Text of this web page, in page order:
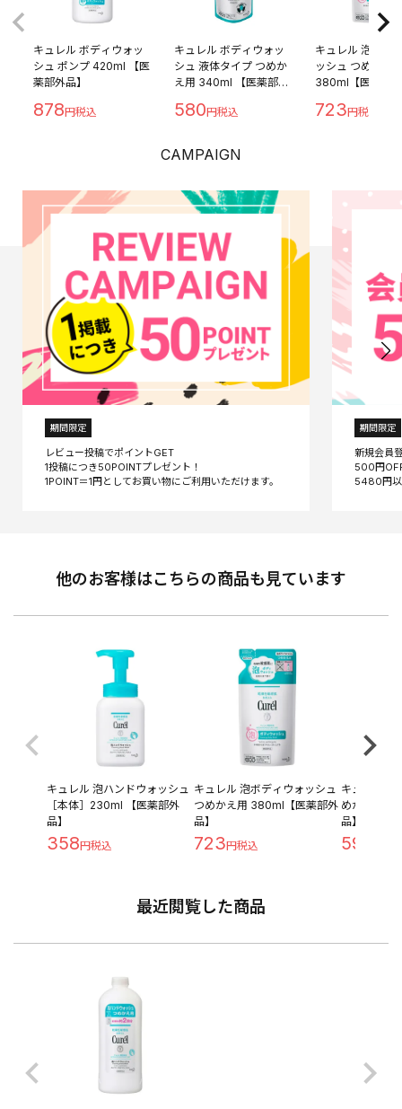
キュレル ボディウォッ
シュ ポンプ 420ml 【医
薬部外品】
878
キュレル ボディウォッ
シュ 液体タイプ つめか
え用 340ml 【医薬部外
580
キュレル 泡ボデ
ッシュ つめかえ
380ml【医薬部
723
CAMPAIGN
期間限定
レビュー投稿でポイントGET
1投稿につき50POINTプレゼント！
期間限定
新規会員
500円
他のお客様はこちらの商品も見ています
キュレル 泡ハンドウォッシュ
［本体］230ml 【医薬部外
品】
358
キュレル 泡ボディウォッシュ
つめかえ用 380ml【医薬部外
品】
723
キュレル コ
めかえ用
品】
598
最近閲覧した商品